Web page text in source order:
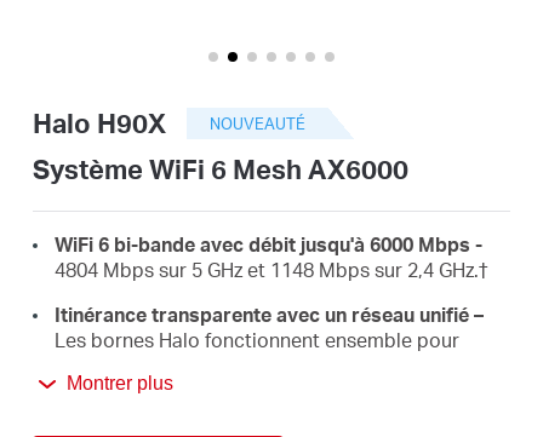
Français
Halo H90X NOUVEAUTÉ
Système WiFi 6 Mesh AX6000
WiFi 6 bi-bande avec débit jusqu'à 6000 Mbps -
4804 Mbps sur 5 GHz et 1148 Mbps sur 2,4 GHz.†
Itinérance transparente avec un réseau unifié –
Les bornes Halo fonctionnent ensemble pour
vous vous déplacez dans votre maison avec un
Montrer plus